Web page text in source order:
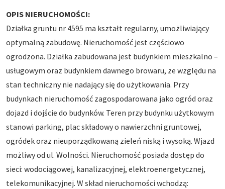
OPIS NIERUCHOMOŚCI:
Działka gruntu nr 4595 ma kształt regularny, umożliwiający
optymalną zabudowę. Nieruchomość jest częściowo
ogrodzona. Działka zabudowana jest budynkiem mieszkalno –
usługowym oraz budynkiem dawnego browaru, ze względu na
stan techniczny nie nadający się do użytkowania. Przy
budynkach nieruchomość zagospodarowana jako ogród oraz
dojazd i dojście do budynków. Teren przy budynku użytkowym
stanowi parking, plac składowy o nawierzchni gruntowej,
ogródek oraz nieuporządkowaną zieleń niską i wysoką. Wjazd
możliwy od ul. Wolności. Nieruchomość posiada dostęp do
sieci: wodociągowej, kanalizacyjnej, elektroenergetycznej,
telekomunikacyjnej. W skład nieruchomości wchodzą: